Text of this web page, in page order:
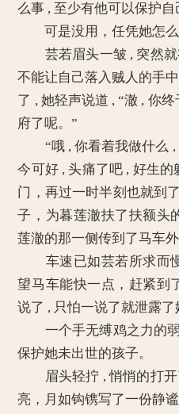
么事 , 至少有他可以保护自
可是没用，任凭她怎么
芸若眉头一皱 , 突然就
不能让自己落入贼人的手
了 , 她轻声说道 , “澈 , 你
府了呢。”
“哦 , 你看着我做什么 ,
今可好 , 头痛了吧 , 好生
门，再过一时半刻也就到
子，为暮莲澈扶了扶额头
莲澈的那一侧传到了马车外
车速已如芸若所求而
望马车能快一点，赶紧到
说了 , 只怕一说了就泄露了
一个手无缚鸡之力的弱
保护她未出世的孩子。
眉头轻拧 , 悄悄的打开
亮，月如钩镌写了一份静